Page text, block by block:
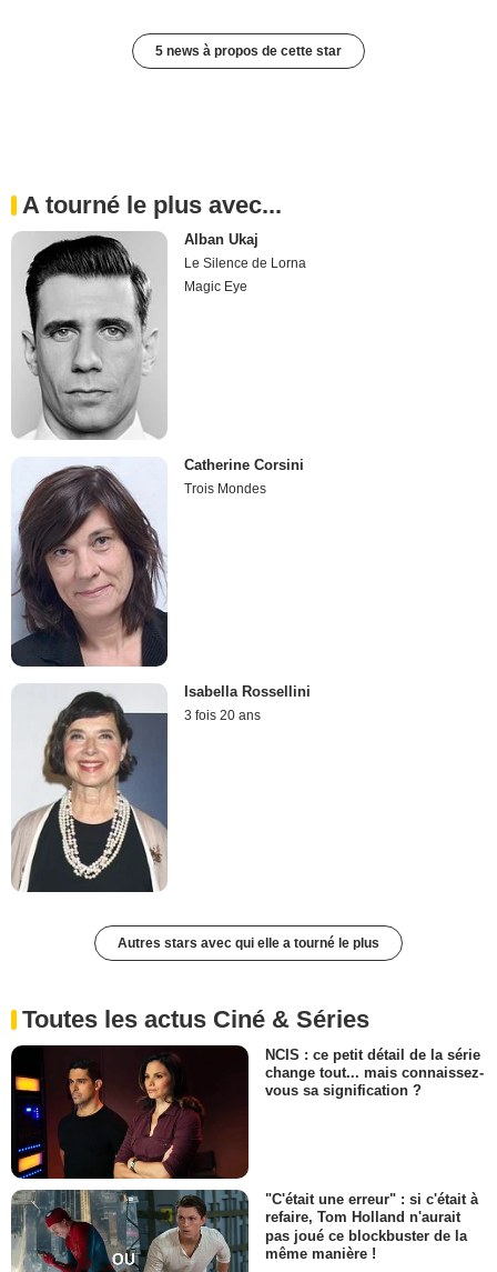
5 news à propos de cette star
A tourné le plus avec...
Alban Ukaj
Le Silence de Lorna
Magic Eye
Catherine Corsini
Trois Mondes
Isabella Rossellini
3 fois 20 ans
Autres stars avec qui elle a tourné le plus
Toutes les actus Ciné & Séries
NCIS : ce petit détail de la série
change tout... mais connaissez-
vous sa signification ?
"C'était une erreur" : si c'était à
refaire, Tom Holland n'aurait
pas joué ce blockbuster de la
même manière !